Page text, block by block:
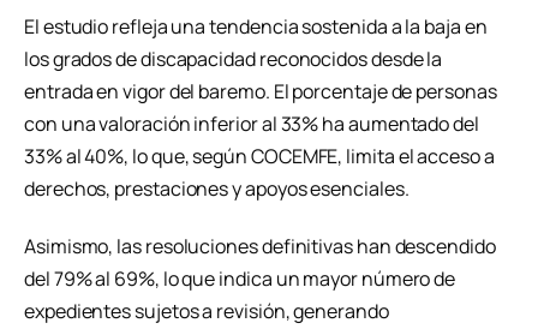
El estudio refleja una tendencia sostenida a la baja en
los grados de discapacidad reconocidos desde la
entrada en vigor del baremo. El porcentaje de personas
con una valoración inferior al 33% ha aumentado del
33% al 40%, lo que, según COCEMFE, limita el acceso a
derechos, prestaciones y apoyos esenciales.
Asimismo, las resoluciones definitivas han descendido
del 79% al 69%, lo que indica un mayor número de
expedientes sujetos a revisión, generando